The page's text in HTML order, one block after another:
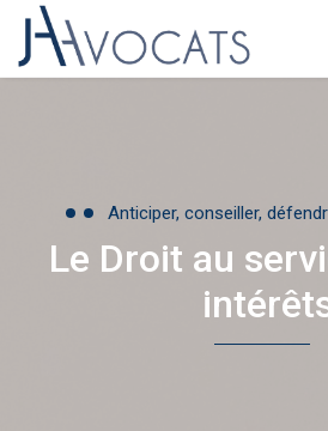
Anticiper, conseiller,
Le Droit au